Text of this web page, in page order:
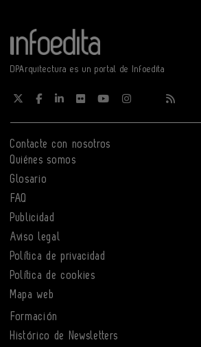
DPArquitectura es un portal de Infoedita
Contacte con nosotros
Quiénes somos
Glosario
FAQ
Publicidad
Aviso legal
Política de privacidad
Política de cookies
Mapa web
Formación
Histórico de Newsletters